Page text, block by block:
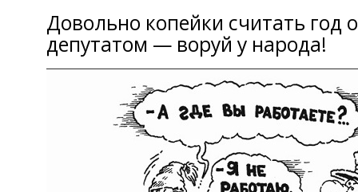
Довольно копейки считать год
депутатом — воруй у народа!